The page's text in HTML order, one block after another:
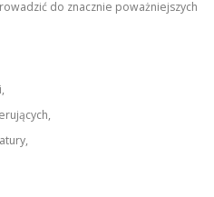
do znacznie poważniejszych